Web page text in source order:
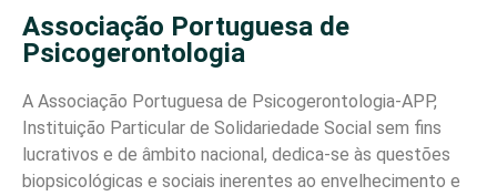
Associação Portuguesa de
Psicogerontologia
A Associação Portuguesa de Psicogerontologia-APP,
Instituição Particular de Solidariedade Social sem fins
lucrativos e de âmbito nacional, dedica-se às questões
biopsicológicas e sociais inerentes ao envelhecimento e